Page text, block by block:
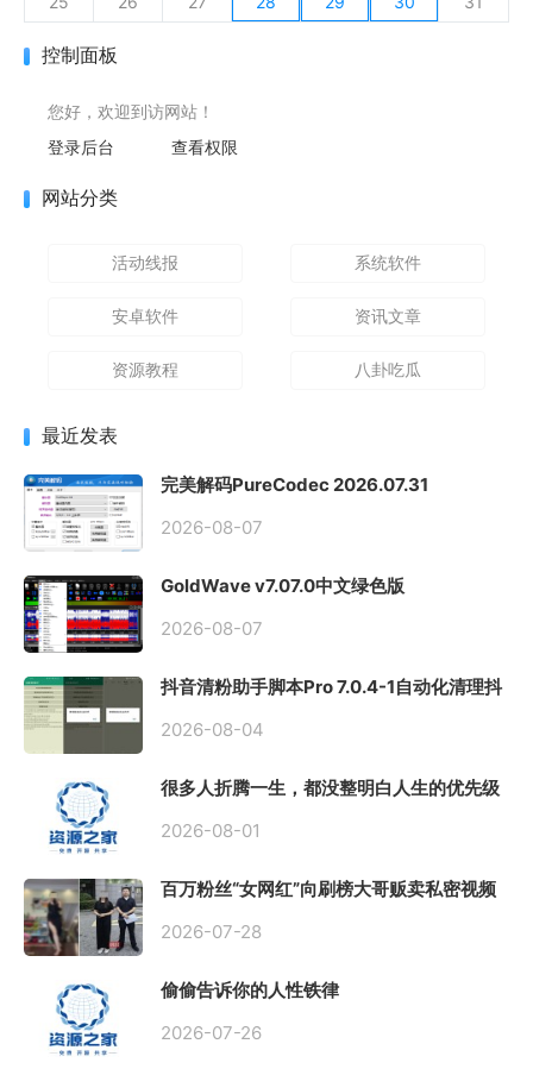
控制面板
您好，欢迎到访网站！
登录后台
查看权限
网站分类
活动线报 系统软件
安卓软件 资讯文章
资源教程 八卦吃瓜
最近发表
完美解码PureCodec 2026.07.31
2026-08-07
GoldWave v7.07.0中文绿色版
2026-08-07
抖音清粉助手脚本Pro 7.0.4-1自动化清理抖
2026-08-04
很多人折腾一生，都没整明白人生的优先级
2026-08-01
百万粉丝“女网红”向刷榜大哥贩卖私密视频
2026-07-28
偷偷告诉你的人性铁律
2026-07-26